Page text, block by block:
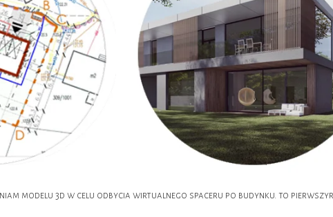
modelu 3d w celu odbycia wirtualnego spaceru po budynku. to